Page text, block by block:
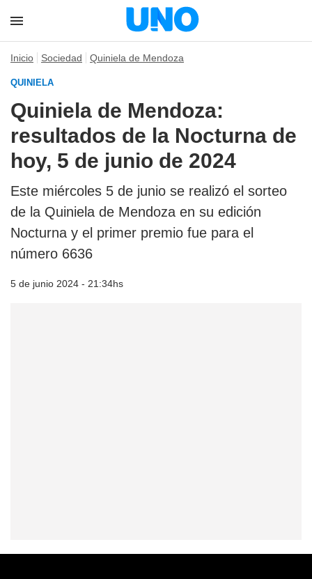
Inicio Sociedad Quiniela de Mendoza
QUINIELA
Quiniela de Mendoza:
resultados de la Nocturna de
hoy, 5 de junio de 2024
Este miércoles 5 de junio se realizó el sorteo
de la Quiniela de Mendoza en su edición
Nocturna y el primer premio fue para el
número 6636
5 de junio 2024 - 21:34hs